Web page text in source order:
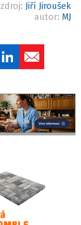
zdroj: Jiří Jiroušek
autor: MJ